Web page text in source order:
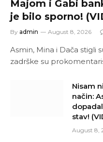
Majom i Gabi
je bilo sporno!
By admin August 8, 2026
Asmin, Mina i Dača stigli
zadrške su
Nisam
način:
stav!
August 8,